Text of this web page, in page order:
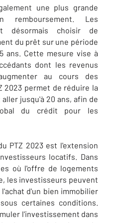
une plus grande
remboursement. Les
désormais choisir de
du prêt sur une période
ans. Cette mesure vise à
dont les revenus
au cours des
2023 permet de réduire la
jusqu'à 20 ans, afin de
du crédit pour les
PTZ 2023 est l'extension
locatifs. Dans
où l'offre de logements
les investisseurs peuvent
d'un bien immobilier
certaines conditions.
l'investissement dans